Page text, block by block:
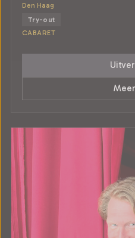
Den Haag
Try-out
CABARET